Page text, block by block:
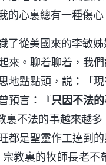
的心裏總有一種傷心
了從美國來的李敏
來。聊着聊着，我
地點點頭，説：「
預言：『只因不法
裏不法的事越來越
都是聖靈作工達到
教裏的牧師長老